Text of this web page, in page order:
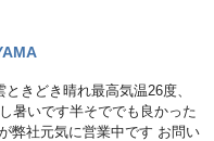
きどき晴れ最高気温26度、
暑いです半そででも良かった
弊社元気に営業中です お問い